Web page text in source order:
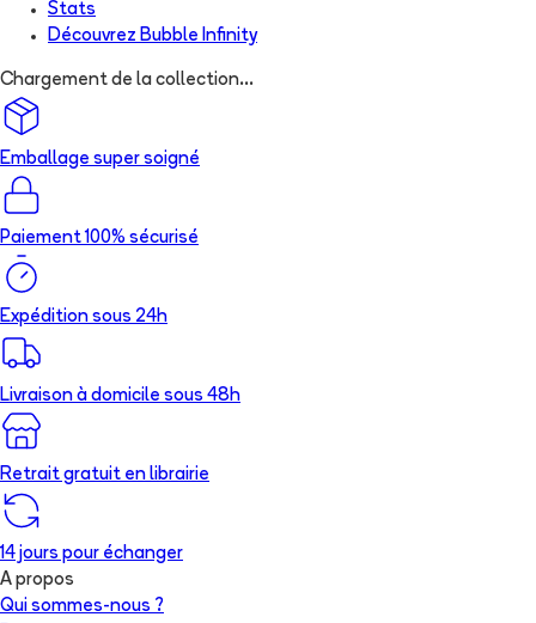
Stats
Découvrez Bubble Infinity
Chargement de la collection...
Emballage super soigné
Paiement 100% sécurisé
Expédition sous 24h
Livraison à domicile sous 48h
Retrait gratuit en librairie
14 jours pour échanger
A propos
Qui sommes-nous ?